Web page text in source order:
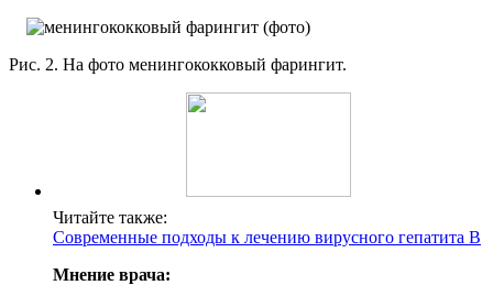
Рис. 2. На фото менингококковый фарингит.
Читайте также:
Современные подходы к лечению вирусного гепатита В
Мнение врача: